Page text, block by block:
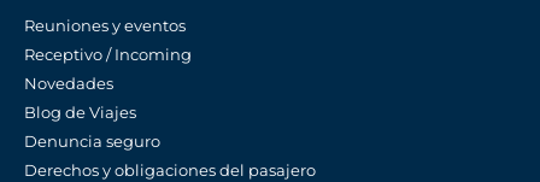
Reuniones y eventos
Receptivo / Incoming
Novedades
Blog de Viajes
Denuncia seguro
Derechos y obligaciones del pasajero